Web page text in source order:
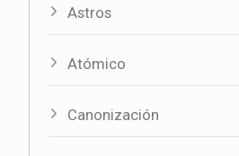
Astros
Atómico
Canonización